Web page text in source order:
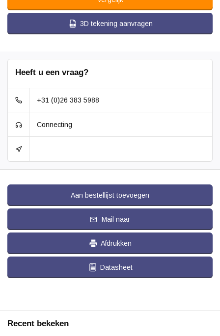
3D tekening aanvragen
Heeft u een vraag?
+31 (0)26 383 5988
Connecting
Aan bestellijst toevoegen
Mail naar
Afdrukken
Datasheet
Recent bekeken